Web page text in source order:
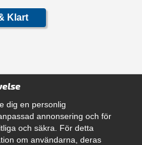
Klart
dig en personlig
annonsering och för
och säkra. För detta
om användarna, deras